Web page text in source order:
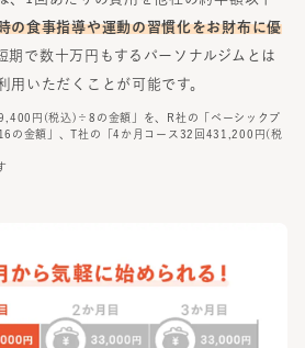
の食事指導や運動の習慣化をお財布に優
期で数十万円もするパーソナルジムとは
用いただくことが可能です。
円(税込)÷8の金額」を、R社の「ベーシックプ
金額」、T社の「4か月コース32回431,200円(税